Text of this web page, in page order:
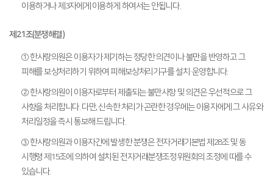
이용하거나 제3자에게 이용하게 하여서는 안됩니다.
제21조(분쟁해결)
① 한사랑의원은 이용자가 제기하는 정당한 의견이나 불만을 반영하고 그
피해를 보상처리하기 위하여 피해보상처리기구를 설치·운영합니다.
② 한사랑의원이 이용자로부터 제출되는 불만사항 및 의견은 우선적으로 그
사항을 처리합니다. 다만, 신속한 처리가 곤란한 경우에는 이용자에게 그 사유와
처리일정을 즉시 통보해 드립니다.
③ 한사랑의원과 이용자간에 발생한 분쟁은 전자거래기본법 제28조 및 동
시행령 제15조에 의하여 설치된 전자거래분쟁조정위원회의 조정에 따를 수
있습니다.